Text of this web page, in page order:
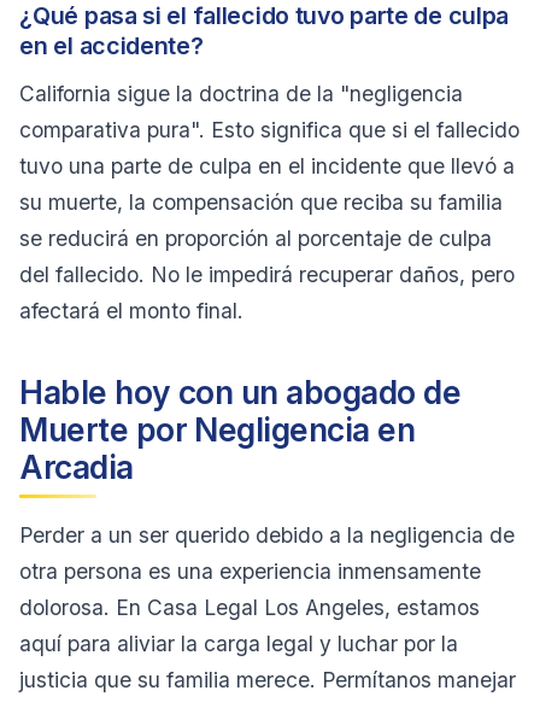
¿Qué pasa si el fallecido tuvo parte de culpa
en el accidente?
California sigue la doctrina de la "negligencia
comparativa pura". Esto significa que si el fallecido
tuvo una parte de culpa en el incidente que llevó a
su muerte, la compensación que reciba su familia
se reducirá en proporción al porcentaje de culpa
del fallecido. No le impedirá recuperar daños, pero
afectará el monto final.
Hable hoy con un abogado de
Muerte por Negligencia en
Arcadia
Perder a un ser querido debido a la negligencia de
otra persona es una experiencia inmensamente
dolorosa. En Casa Legal Los Angeles, estamos
aquí para aliviar la carga legal y luchar por la
justicia que su familia merece. Permítanos manejar